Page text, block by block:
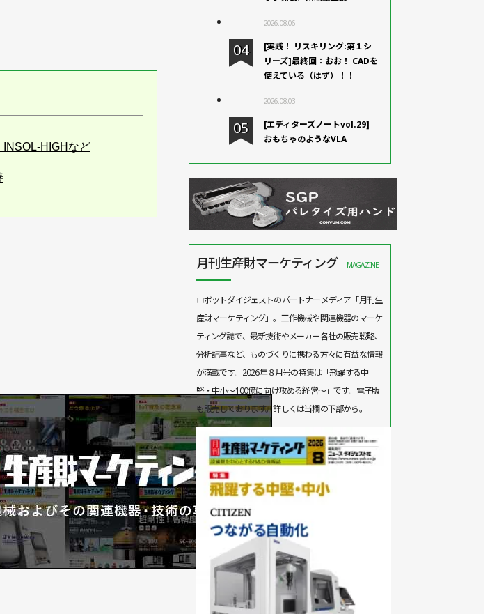
HIGHなど
2026.08.06
[実践！ リスキリング:第１シ
リーズ]最終回：おお！ CADを
使えている（はず）！！
2026.08.03
[エディターズノートvol.29]
おもちゃのようなVLA
月刊生産財マーケティング MAGAZINE
ロボットダイジェストのパートナーメディア「月刊生
産財マーケティング」。工作機械や関連機器のマーケ
ティング誌で、最新技術やメーカー各社の販売戦略、
分析記事など、ものづくりに携わる方々に有益な情報
が満載です。2026年８月号の特集は「飛躍する中
堅・中小～100億に向け攻める経営～」です。電子版
も販売しております。詳しくは当欄の下部から。